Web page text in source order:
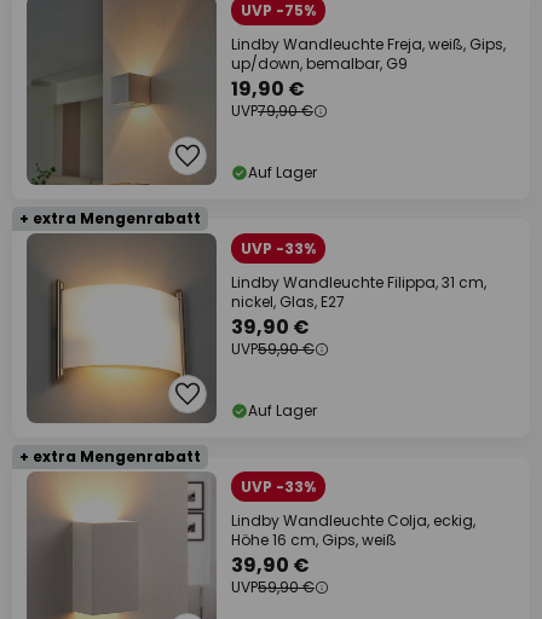
UVP -75%
Lindby Wandleuchte Freja, weiß, Gips,
up/down, bemalbar, G9
19,90 €
UVP79,90 €
Auf Lager
+ extra Mengenrabatt
UVP -33%
Lindby Wandleuchte Filippa, 31 cm,
nickel, Glas, E27
39,90 €
UVP59,90 €
Auf Lager
+ extra Mengenrabatt
UVP -33%
Lindby Wandleuchte Colja, eckig,
Höhe 16 cm, Gips, weiß
39,90 €
UVP59,90 €